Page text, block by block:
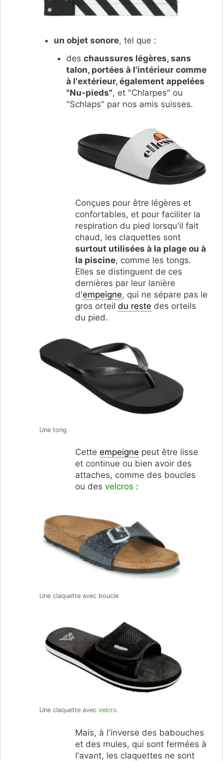
un objet sonore, tel que :
des chaussures légères, sans
talon, portées à l'intérieur comme
à l'extérieur, également appelées
"Nu-pieds", et "Chlarpes" ou
"Schlaps" par nos amis suisses.
Conçues pour être légères et
confortables, et pour faciliter la
respiration du pied lorsqu'il fait
chaud, les claquettes sont
surtout utilisées à la plage ou à
la piscine, comme les tongs.
Elles se distinguent de ces
dernières par leur lanière
d'empeigne, qui ne sépare pas le
gros orteil du reste des orteils
du pied.
Une tong
Cette empeigne peut être lisse
et continue ou bien avoir des
attaches, comme des boucles
ou des velcros :
Une claquette avec boucle
Une claquette avec velcro
Mais, à l'inverse des babouches
et des mules, qui sont fermées à
l'avant, les claquettes ne sont